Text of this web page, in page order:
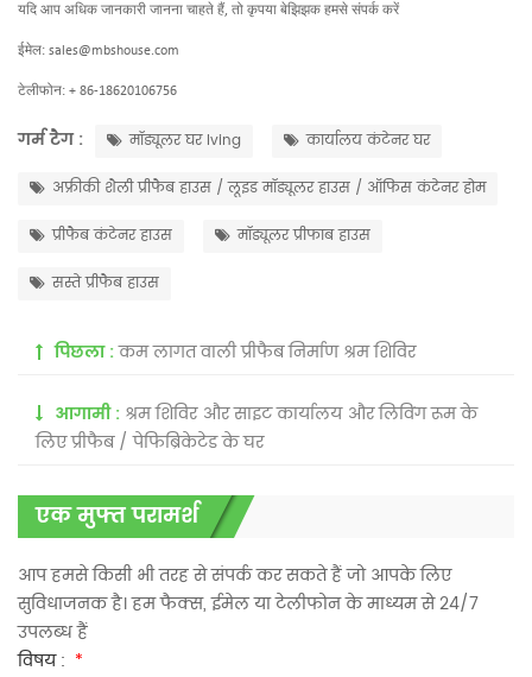
यदि आप अधिक जानकारी जानना चाहते हैं, तो कृपया बेझिझक हमसे संपर्क करें
ईमेल: sales@mbshouse.com
टेलीफोन: + 86-18620106756
गर्म टैग : मॉड्यूलर घर lving कार्यालय कंटेनर घर
अफ्रीकी शैली प्रीफैब हाउस / लूइड मॉड्यूलर हाउस / ऑफिस कंटेनर होम
प्रीफैब कंटेनर हाउस मॉड्यूलर प्रीफाब हाउस
सस्ते प्रीफैब हाउस
पिछला :कम लागत वाली प्रीफैब निर्माण श्रम शिविर
आगामी : श्रम शिविर और साइट कार्यालय और लिविंग रूम के
लिए प्रीफैब / पेफिब्रिकेटेड के घर
एक मुफ्त परामर्श
आप हमसे किसी भी तरह से संपर्क कर सकते हैं जो आपके लिए
सुविधाजनक है। हम फैक्स, ईमेल या टेलीफोन के माध्यम से 24/7
उपलब्ध हैं
विषय : *